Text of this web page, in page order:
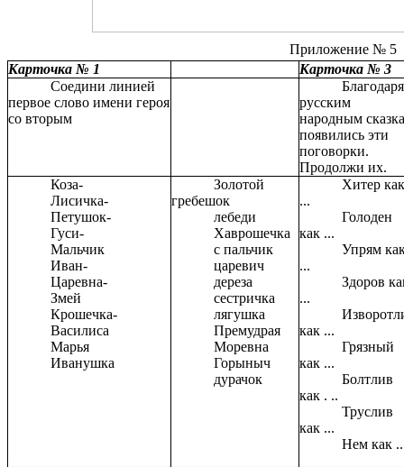
Приложение № 5
Карточка № 1
Карточка № 3
Соедини линией
первое слово имени героя
со вторым
Благодаря
русским
народным
появились эти
поговорки.
Продолжи их.
Коза-
Лисичка-
Петушок-
Гуси-
Мальчик
Иван-
Царевна-
Змей
Крошечка-
Василиса
Марья
Иванушка
Золотой
гребешок
лебеди
Хаврошечка
с пальчик
царевич
дереза
сестричка
лягушка
Премудрая
Моревна
Горыныч
дурачок
Хитер
...
Голоден
как ...
Упрям
...
Здоров
...
как ...
Грязный
как ...
Болтлив
как . ..
Труслив
как ...
Нем как